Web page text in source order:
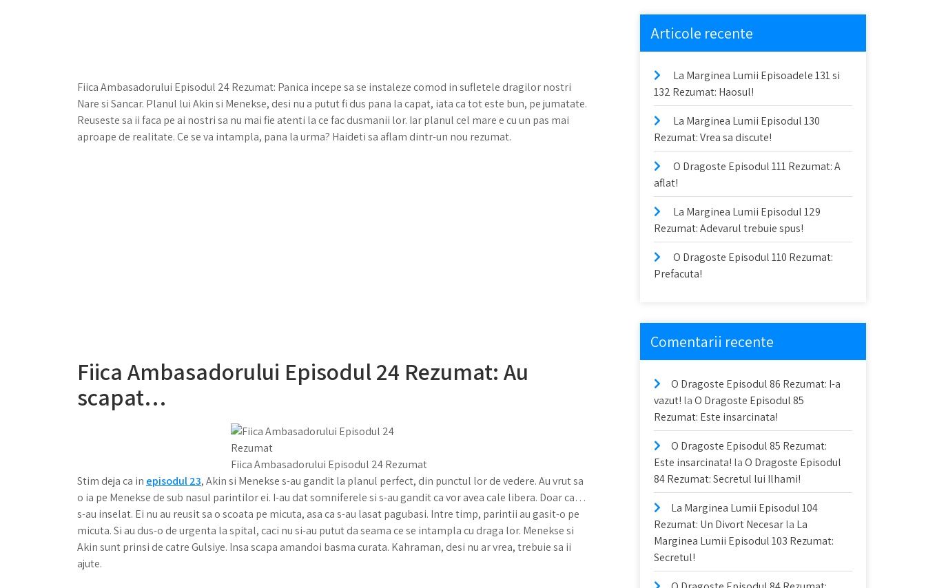
Fiica Ambasadorului Episodul 24 Rezumat: Panica incepe sa se instaleze comod in sufletele dragilor nostri
Nare si Sancar. Planul lui Akin si Menekse, desi nu a putut fi dus pana la capat, iata ca tot este bun, pe jumatate.
Reuseste sa ii faca pe ai nostri sa nu mai fie atenti la ce fac dusmanii lor. Iar planul cel mare e cu un pas mai
aproape de realitate. Ce se va intampla, pana la urma? Haideti sa aflam dintr-un nou rezumat.
Fiica Ambasadorului Episodul 24 Rezumat: Au
scapat…
Fiica Ambasadorului Episodul 24 Rezumat
Stim deja ca in episodul 23, Akin si Menekse s-au gandit la planul perfect, din punctul lor de vedere. Au vrut sa
o ia pe Menekse de sub nasul parintilor ei. I-au dat somniferele si s-au gandit ca vor avea cale libera. Doar ca…
s-au inselat. Ei nu au reusit sa o scoata pe micuta, asa ca s-au lasat pagubasi. Intre timp, parintii au gasit-o pe
micuta. Si au dus-o de urgenta la spital, caci nu si-au putut da seama ce se intampla cu draga lor. Menekse si
Akin sunt prinsi de catre Gulsiye. Insa scapa amandoi basma curata. Kahraman, desi nu ar vrea, trebuie sa ii
ajute.
Articole recente
La Marginea Lumii Episoadele 131 si
132 Rezumat: Haosul!
La Marginea Lumii Episodul 130
Rezumat: Vrea sa discute!
O Dragoste Episodul 111 Rezumat: A
aflat!
La Marginea Lumii Episodul 129
Rezumat: Adevarul trebuie spus!
O Dragoste Episodul 110 Rezumat:
Prefacuta!
Comentarii recente
O Dragoste Episodul 86 Rezumat: I-a
vazut! laO Dragoste Episodul 85
Rezumat: Este insarcinata!
O Dragoste Episodul 85 Rezumat:
Este insarcinata! laO Dragoste Episodul
84 Rezumat: Secretul lui Ilhami!
La Marginea Lumii Episodul 104
Rezumat: Un Divort Necesarla La
Marginea Lumii Episodul 103 Rezumat:
Secretul!